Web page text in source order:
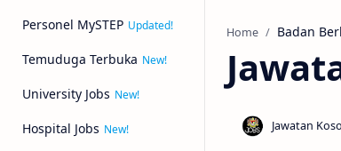
Personel MySTEP
Temuduga Terbuka
University Jobs
Hospital Jobs
Home Badan